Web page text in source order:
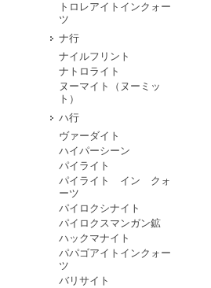
トロレアイトインクォー
ツ
ナ行
ナイルフリント
ナトロライト
ヌーマイト（ヌーミッ
ト）
ハ行
ヴァーダイト
ハイパーシーン
パイライト
パイライト イン クォ
ーツ
パイロクシナイト
パイロクスマンガン鉱
ハックマナイト
パパゴアイトインクォー
ツ
バリサイト